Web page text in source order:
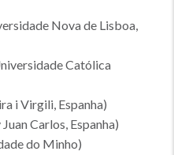
Nova de Lisboa,
Católica
i Virgili, Espanha)
Carlos, Espanha)
do Minho)